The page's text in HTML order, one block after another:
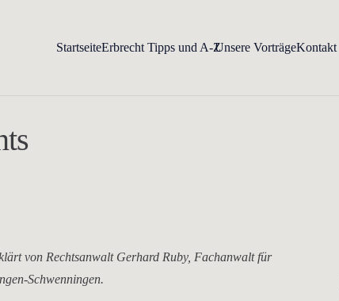
StartseiteErbrecht Tipps und A-ZUnsere VorträgeKontakt
von Rechtsanwalt Gerhard Ruby, Fachanwalt für
Schwenningen.